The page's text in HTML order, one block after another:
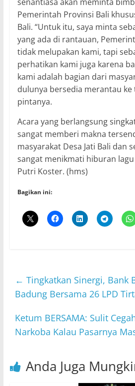
Pemerintah Provinsi Bali
Bali. “Untuk itu, saya minta
yang ada di rantauan,
tidak melupakan kami, tapi
perhatikan kami juga karena
kami adalah bagian dari
dulunya bersedia merantau ke
pintanya.
Acara yang berlangsung
sangat memberi makna
masyarakat Desa Jati Bali dan
sangat menikmati hiburan
Putri Koster. (hms)
Bagikan ini:
← Tingkatkan Sinergi, Bank
Badung Bersama 26 LPD
Ketum BERSAMA: Sulit
Narkoba Kalau Pasarnya
Anda Juga